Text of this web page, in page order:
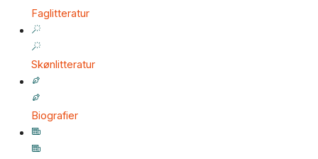
Faglitteratur
Skønlitteratur
Biografier